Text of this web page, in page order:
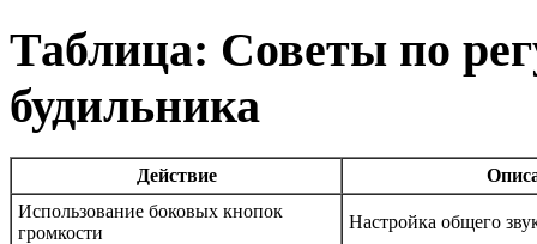
Таблица: Советы по
будильника
Действие
Использование боковых кнопок
громкости
Настройка общего